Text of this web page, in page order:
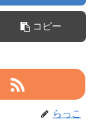
コピー
らっこ